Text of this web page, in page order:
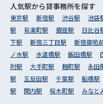
人気駅から貸事務所を探す
東京駅 新宿駅 渋谷駅 池袋
駅
有楽町駅 銀座駅 日比谷
下駅
新宿三丁目駅 新宿御苑
ノ水駅
水道橋駅 飯田橋駅
附駅
大手町駅 麹町駅 永田
駅
五反田駅 千葉駅 船橋駅
駅
関内駅 桜木町駅 みなと